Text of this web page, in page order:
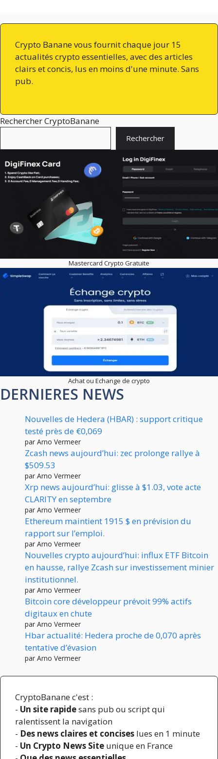
Crypto Banane vous fournit chaque jour 15
actualités crypto essentielles, avec des articles
clairs et concis, lus en moins d'une minute. Sans
pub.
Rechercher CryptoBanane
Rechercher
Mastercard Crypto Gratuite
Achat ou Echange de crypto
DERNIERES NEWS
Nouvelles de Hedera (HBAR) : support critique
testé près de €0,069
par Arno Vermeer
Zcash news aujourd’hui: zec prolonge rallye à
$509.53
par Arno Vermeer
Xrp news aujourd’hui: glisse à $1.03, vote acte
CLARITY en septembre
par Arno Vermeer
Ethereum maintient 1915 $ en prévision du
rapport sur l’emploi.
par Arno Vermeer
Nouvelles crypto aujourd’hui: influx ETF Bitcoin
en hausse, rallye Zcash sur investissement minier
institutionnel.
par Arno Vermeer
Bitcoin core développeur prévoit 99% actifs
digitaux en chute
par Arno Vermeer
Hbar actualité: Hedera proche de 0,070 après
tentative d’évasion
par Arno Vermeer
CryptoBanane c'est :
- Un site rapidesans pub ou script qui
ralentissent la navigation
- Des news claires et concises lues en 1 minute
- Un Crypto News Site unique en France